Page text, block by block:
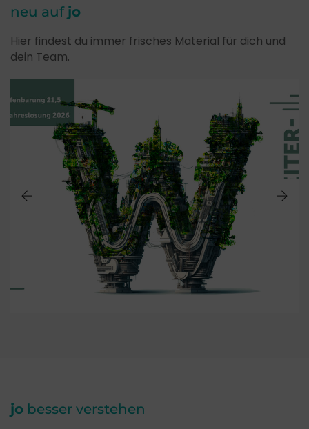
neu auf jo
Hier findest du immer frisches Material für dich und
dein Team.
jo besser verstehen